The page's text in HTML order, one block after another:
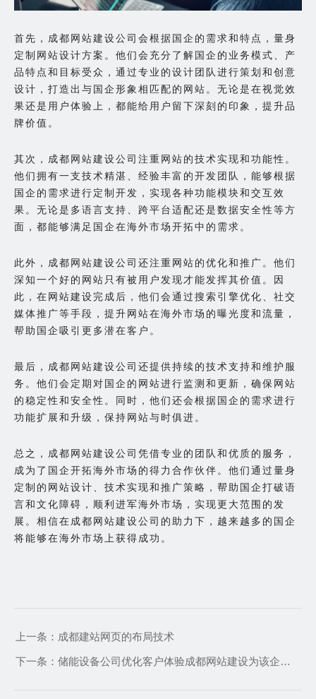
首先，成都网站建设公司会根据国企的需求和特点，量身
定制网站设计方案。他们会充分了解国企的业务模式、产
品特点和目标受众，通过专业的设计团队进行策划和创意
设计，打造出与国企形象相匹配的网站。无论是在视觉效
果还是用户体验上，都能给用户留下深刻的印象，提升品
牌价值。
其次，成都网站建设公司注重网站的技术实现和功能性。
他们拥有一支技术精湛、经验丰富的开发团队，能够根据
国企的需求进行定制开发，实现各种功能模块和交互效
果。无论是多语言支持、跨平台适配还是数据安全性等方
面，都能够满足国企在海外市场开拓中的需求。
此外，成都网站建设公司还注重网站的优化和推广。他们
深知一个好的网站只有被用户发现才能发挥其价值。因
此，在网站建设完成后，他们会通过搜索引擎优化、社交
媒体推广等手段，提升网站在海外市场的曝光度和流量，
帮助国企吸引更多潜在客户。
最后，成都网站建设公司还提供持续的技术支持和维护服
务。他们会定期对国企的网站进行监测和更新，确保网站
的稳定性和安全性。同时，他们还会根据国企的需求进行
功能扩展和升级，保持网站与时俱进。
总之，成都网站建设公司凭借专业的团队和优质的服务，
成为了国企开拓海外市场的得力合作伙伴。他们通过量身
定制的网站设计、技术实现和推广策略，帮助国企打破语
言和文化障碍，顺利进军海外市场，实现更大范围的发
展。相信在成都网站建设公司的助力下，越来越多的国企
将能够在海外市场上获得成功。
上一条： 成都建站网页的布局技术
下一条： 储能设备公司优化客户体验成都网站建设为该企业推出交互式展示平台网站